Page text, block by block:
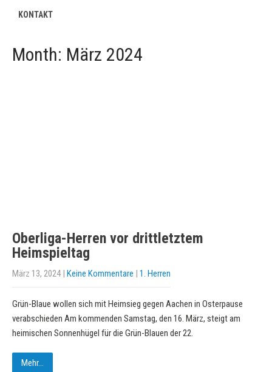
KONTAKT
Month: März 2024
Oberliga-Herren vor drittletztem
Heimspieltag
März 13, 2024| Keine Kommentare | 1. Herren
Grün-Blaue wollen sich mit Heimsieg gegen Aachen in Osterpause
verabschieden Am kommenden Samstag, den 16. März, steigt am
heimischen Sonnenhügel für die Grün-Blauen der 22.
Mehr...